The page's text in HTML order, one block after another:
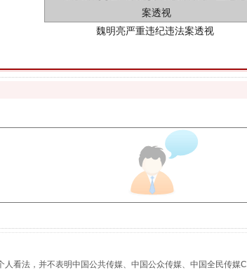
人看法，并不表明中国公共传媒、中国公众传媒、中国全民传